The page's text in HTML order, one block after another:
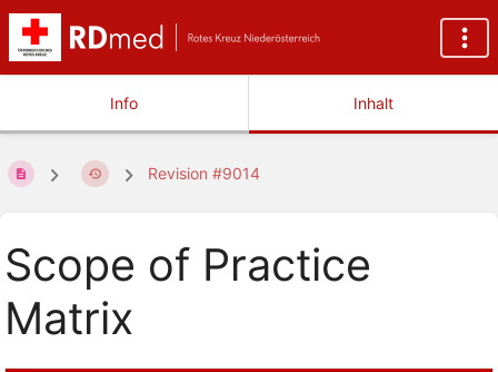
Info Inhalt
Revision #9014
Scope of Practice
Matrix